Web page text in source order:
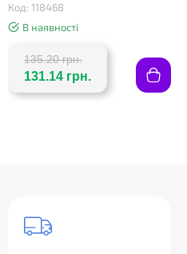
Код: 118468
В наявності
135.20 грн.
131.14 грн.